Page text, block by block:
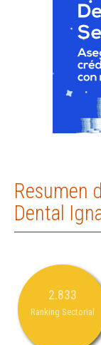
Resumen
Dental
2.833
Ranking Sectorial